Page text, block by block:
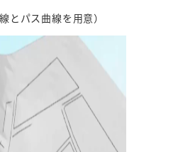
パス曲線を用意）